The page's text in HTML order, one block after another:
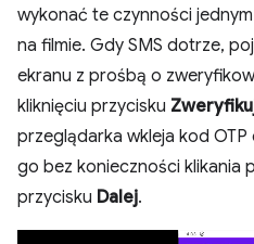
wykonać te czynności
na filmie. Gdy SMS dotrze,
ekranu z prośbą o
kliknięciu przycisku
przeglądarka wkleja kod
go bez konieczności klikania
przycisku Dalej.